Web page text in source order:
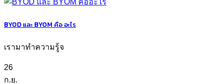
BYOD และ BYOM คือ อะไร
เรามาทำความรู้จ
26
ก.ย.